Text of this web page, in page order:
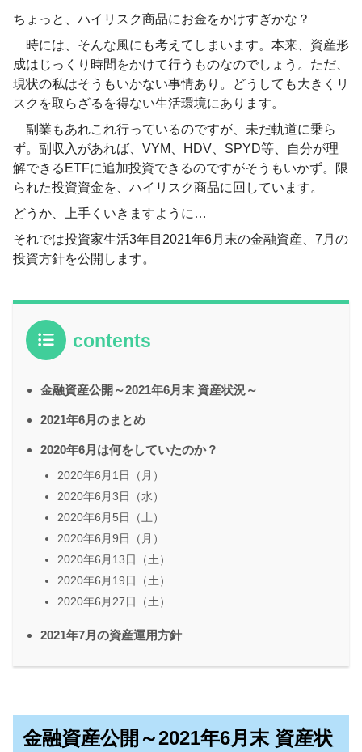
ちょっと、ハイリスク商品にお金をかけすぎかな？
時には、そんな風にも考えてしまいます。本来、資産形
成はじっくり時間をかけて行うものなのでしょう。ただ、
現状の私はそうもいかない事情あり。どうしても大きくリ
スクを取らざるを得ない生活環境にあります。
副業もあれこれ行っているのですが、未だ軌道に乗ら
ず。副収入があれば、VYM、HDV、SPYD等、自分が理
解できるETFに追加投資できるのですがそうもいかず。限
られた投資資金を、ハイリスク商品に回しています。
どうか、上手くいきますように…
それでは投資家生活3年目2021年6月末の金融資産、7月の
投資方針を公開します。
contents
金融資産公開～2021年6月末 資産状況～
2021年6月のまとめ
2020年6月は何をしていたのか？
2020年6月1日（月）
2020年6月3日（水）
2020年6月5日（土）
2020年6月9日（月）
2020年6月13日（土）
2020年6月19日（土）
2020年6月27日（土）
2021年7月の資産運用方針
金融資産公開～2021年6月末 資産状